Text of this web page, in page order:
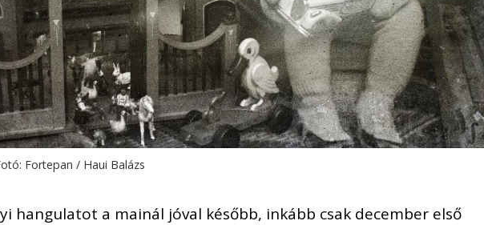
Fortepan / Haui Balázs
hangulatot a mainál jóval később, inkább csak december első